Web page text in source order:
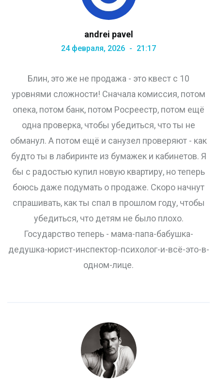
andrei pavel
24 февраля, 2026 21:17
Блин, это же не продажа - это квест с 10
уровнями сложности! Сначала комиссия, потом
опека, потом банк, потом Росреестр, потом ещё
одна проверка, чтобы убедиться, что ты не
обманул. А потом ещё и санузел проверяют - как
будто ты в лабиринте из бумажек и кабинетов. Я
бы с радостью купил новую квартиру, но теперь
боюсь даже подумать о продаже. Скоро начнут
спрашивать, как ты спал в прошлом году, чтобы
убедиться, что детям не было плохо.
Государство теперь - мама-папа-бабушка-
дедушка-юрист-инспектор-психолог-и-всё-это-в-
одном-лице.